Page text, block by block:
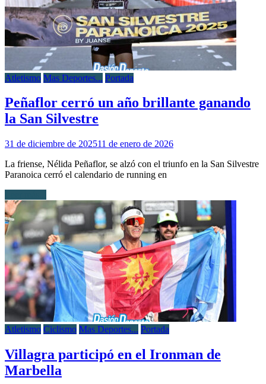
Atletismo Mas Deportes... Portada
Peñaflor cerró un año brillante ganando
la San Silvestre
31 de diciembre de 202511 de enero de 2026
La friense, Nélida Peñaflor, se alzó con el triunfo en la San Silvestre
Paranoica cerró el calendario de running en
Atletismo Ciclismo Mas Deportes... Portada
Villagra participó en el Ironman de
Marbella